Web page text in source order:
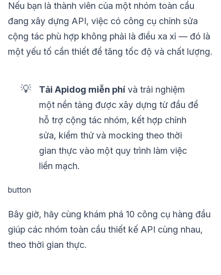
Nếu bạn là thành viên của một nhóm toàn cầu
đang xây dựng API, việc có công cụ chỉnh sửa
cộng tác phù hợp không phải là điều xa xỉ — đó là
một yếu tố cần thiết để tăng tốc độ và chất lượng.
💡 Tải Apidog miễn phí và trải nghiệm
một nền tảng được xây dựng từ đầu để
hỗ trợ cộng tác nhóm, kết hợp chỉnh
sửa, kiểm thử và mocking theo thời
gian thực vào một quy trình làm việc
liền mạch.
button
Bây giờ, hãy cùng khám phá 10 công cụ hàng đầu
giúp các nhóm toàn cầu thiết kế API cùng nhau,
theo thời gian thực.